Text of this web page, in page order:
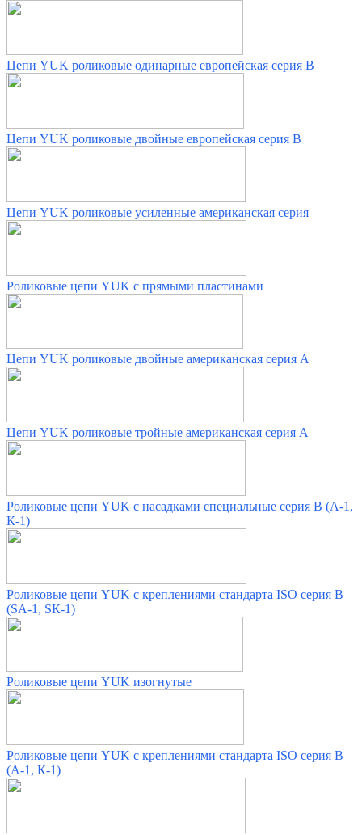
Цепи YUK роликовые одинарные европейская серия В
Цепи YUK роликовые двойные европейская серия В
Цепи YUK роликовые усиленные американская серия
Роликовые цепи YUK с прямыми пластинами
Цепи YUK роликовые двойные американская серия А
Цепи YUK роликовые тройные американская серия А
Роликовые цепи YUK с насадками специальные серия В (А-1,
К-1)
Роликовые цепи YUK с креплениями стандарта ISO серия B
(SA-1, SК-1)
Роликовые цепи YUK изогнутые
Роликовые цепи YUK с креплениями стандарта ISO серия B
(А-1, К-1)